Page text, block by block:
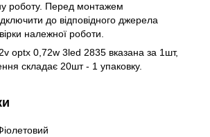
роботу. Перед монтажем
до відповідного джерела
належної роботи.
optx 0,72w 3led 2835 вказана за 1шт,
складає 20шт - 1 упаковку.